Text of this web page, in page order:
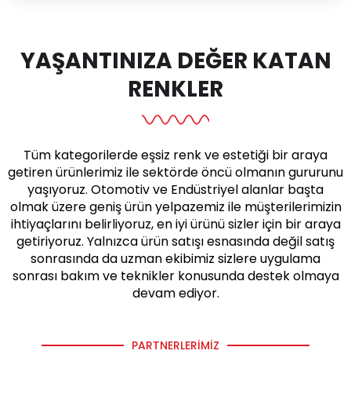
YAŞANTINIZA DEĞER KATAN
RENKLER
Tüm kategorilerde eşsiz renk ve estetiği bir araya
getiren ürünlerimiz ile sektörde öncü olmanın gururunu
yaşıyoruz. Otomotiv ve Endüstriyel alanlar başta
olmak üzere geniş ürün yelpazemiz ile müşterilerimizin
ihtiyaçlarını belirliyoruz, en iyi ürünü sizler için bir araya
getiriyoruz. Yalnızca ürün satışı esnasında değil satış
sonrasında da uzman ekibimiz sizlere uygulama
sonrası bakım ve teknikler konusunda destek olmaya
devam ediyor.
PARTNERLERIMIZ